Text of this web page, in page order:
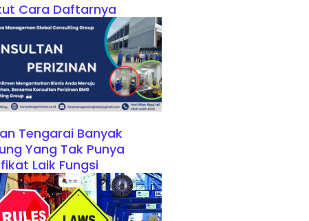
Cara Daftarnya
Tengarai Banyak
Yang Tak Punya
Laik Fungsi